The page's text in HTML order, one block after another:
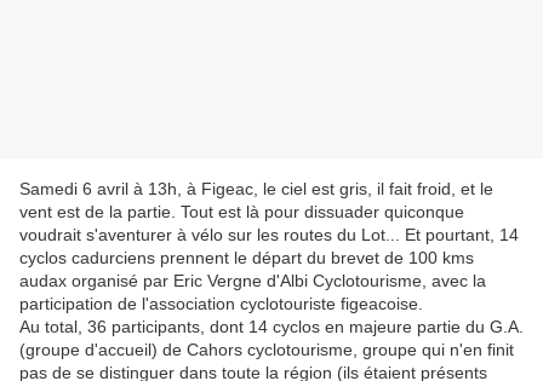
Samedi 6 avril à 13h, à Figeac, le ciel est gris, il fait froid, et le
vent est de la partie. Tout est là pour dissuader quiconque
voudrait s'aventurer à vélo sur les routes du Lot... Et pourtant, 14
cyclos cadurciens prennent le départ du brevet de 100 kms
audax organisé par Eric Vergne d'Albi Cyclotourisme, avec la
participation de l'association cyclotouriste figeacoise.
Au total, 36 participants, dont 14 cyclos en majeure partie du G.A.
(groupe d'accueil) de Cahors cyclotourisme, groupe qui n'en finit
pas de se distinguer dans toute la région (ils étaient présents